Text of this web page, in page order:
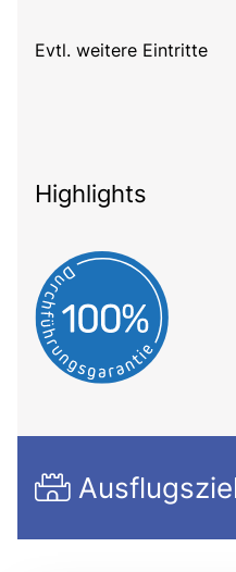
Evtl. weitere Eintritte
Highlights